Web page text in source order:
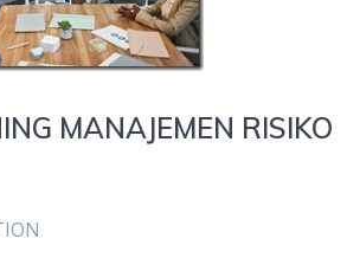
MANAJEMEN RISIKO